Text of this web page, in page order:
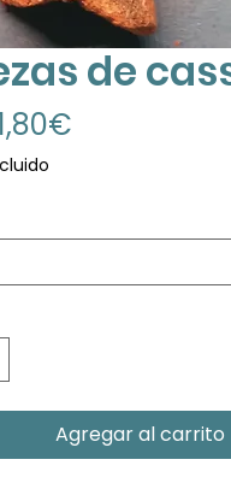
de
Precio
Agregar al carrito